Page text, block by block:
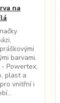
na
barvami.
Powertex,
plast a
vnitřní i